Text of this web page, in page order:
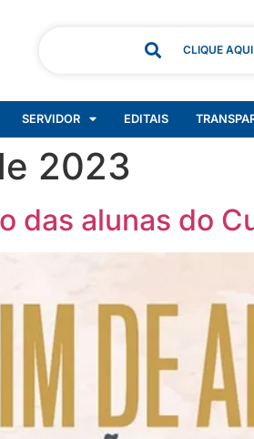
CLIQUE
SERVIDOR EDITAIS
2023
das alunas do